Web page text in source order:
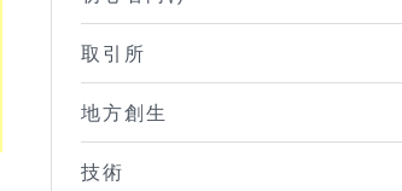
取引所
地方創生
技術